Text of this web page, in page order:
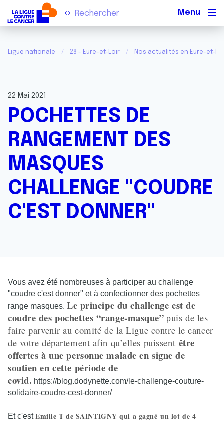
Ligue nationale 28 - Eure-et-Loir Nos actualités en Eure-et-
22 Mai 2021
POCHETTES DE
RANGEMENT DES
MASQUES
CHALLENGE "COUDRE
C'EST DONNER"
Vous avez été nombreuses à participer au challenge
"coudre c'est donner" et à confectionner des pochettes
range masques. Le principe du challenge est de
coudre des pochettes “range-masque” puis de les
faire parvenir au comité de la Ligue contre le cancer
de votre département afin qu’elles puissent être
offertes à une personne malade en signe de
soutien en cette période de
covid. https://blog.dodynette.com/le-challenge-couture-
solidaire-coudre-cest-donner/
Et c'estEmilie T de SAINTIGNY qui a gagné un lot de 4